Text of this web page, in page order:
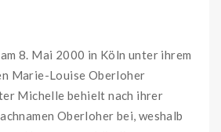
8. Mai 2000 in Köln unter ihrem
Marie-Louise Oberloher
Michelle behielt nach ihrer
Oberloher bei, weshalb